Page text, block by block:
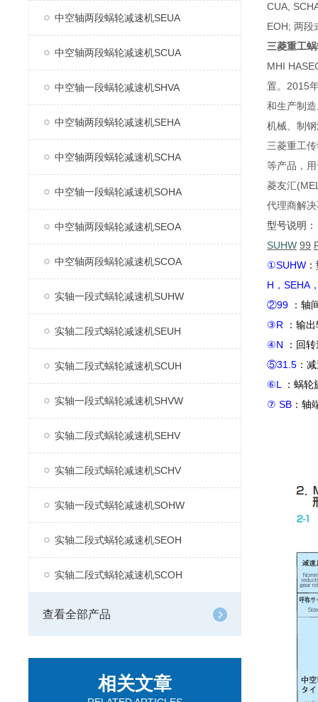
中空轴两段蜗轮减速机SEUA
中空轴两段蜗轮减速机SCUA
中空轴一段蜗轮减速机SHVA
中空轴两段蜗轮减速机SEHA
中空轴两段蜗轮减速机SCHA
中空轴一段蜗轮减速机SOHA
中空轴两段蜗轮减速机SEOA
中空轴两段蜗轮减速机SCOA
实轴一段式蜗轮减速机SUHW
实轴二段式蜗轮减速机SEUH
实轴二段式蜗轮减速机SCUH
实轴一段式蜗轮减速机SHVW
实轴二段式蜗轮减速机SEHV
实轴二段式蜗轮减速机SCHV
实轴一段式蜗轮减速机SOHW
实轴二段式蜗轮减速机SEOH
实轴二段式蜗轮减速机SCOH
查看全部产品
相关文章
CUA,
EOH; 两段
三菱重工
MHI
置。2015
和生产制
机械、制
三菱重工
等产品，
菱友汇
代理商解
型号说明：
SUHW 99
①SUHW
H，SEHA
②99
：轴
③R
：输
④N
：回
⑤31.5 ：
⑥L
：蜗
⑦ SB ：轴